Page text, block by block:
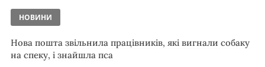
НОВИНИ
Нова пошта звільнила працівників, які вигнали собаку
на спеку, і знайшла пса